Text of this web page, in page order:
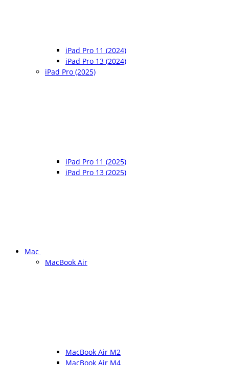
iPad Pro 11 (2024)
iPad Pro 13 (2024)
iPad Pro (2025)
iPad Pro 11 (2025)
iPad Pro 13 (2025)
Mac
MacBook Air
MacBook Air M2
MacBook Air M4